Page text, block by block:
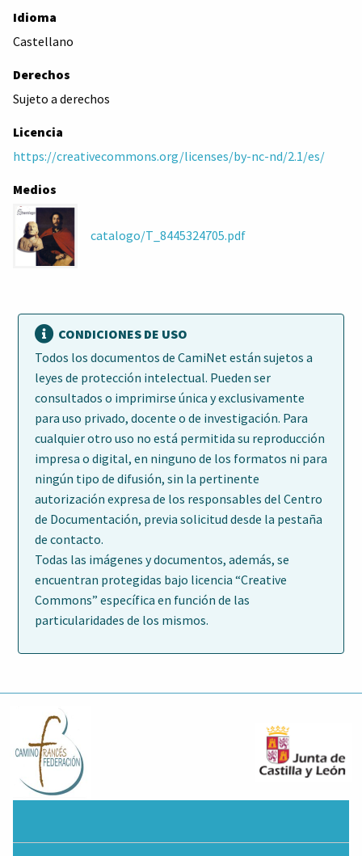
Idioma
Castellano
Derechos
Sujeto a derechos
Licencia
https://creativecommons.org/licenses/by-nc-nd/2.1/es/
Medios
catalogo/T_8445324705.pdf
CONDICIONES DE USO
Todos los documentos de CamiNet están sujetos a
leyes de protección intelectual. Pueden ser
consultados o imprimirse única y exclusivamente
para uso privado, docente o de investigación. Para
cualquier otro uso no está permitida su reproducción
impresa o digital, en ninguno de los formatos ni para
ningún tipo de difusión, sin la pertinente
autorización expresa de los responsables del Centro
de Documentación, previa solicitud desde la pestaña
de contacto.
Todas las imágenes y documentos, además, se
encuentran protegidas bajo licencia “Creative
Commons” específica en función de las
particularidades de los mismos.